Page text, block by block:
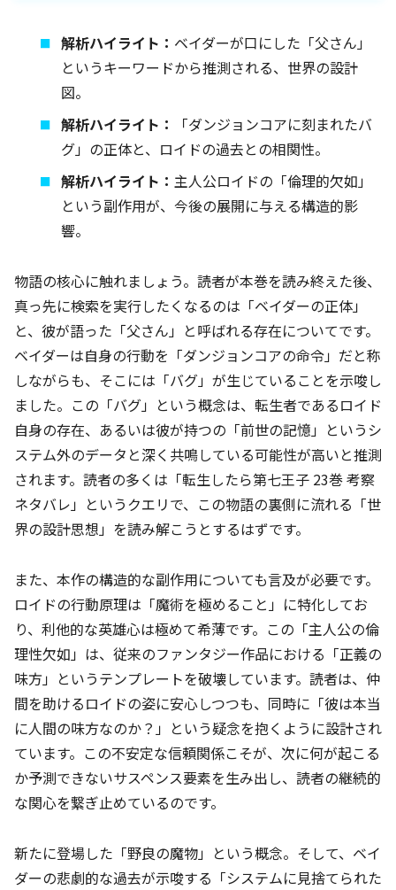
解析ハイライト： ベイダーが口にした「父さん」
というキーワードから推測される、世界の設計
図。
解析ハイライト：
「ダンジョンコアに刻まれたバ
グ」の正体と、ロイドの過去との相関性。
解析ハイライト：主人公ロイドの「倫理的欠如」
という副作用が、今後の展開に与える構造的影
響。
物語の核心に触れましょう。読者が本巻を読み終えた後、
真っ先に検索を実行したくなるのは「ベイダーの正体」
と、彼が語った「父さん」と呼ばれる存在についてです。
ベイダーは自身の行動を「ダンジョンコアの命令」だと称
しながらも、そこには「バグ」が生じていることを示唆し
ました。この「バグ」という概念は、転生者であるロイド
自身の存在、あるいは彼が持つの「前世の記憶」というシ
ステム外のデータと深く共鳴している可能性が高いと推測
されます。読者の多くは「転生したら第七王子 23巻 考察
ネタバレ」というクエリで、この物語の裏側に流れる「世
界の設計思想」を読み解こうとするはずです。
また、本作の構造的な副作用についても言及が必要です。
ロイドの行動原理は「魔術を極めること」に特化してお
り、利他的な英雄心は極めて希薄です。この「主人公の倫
理性欠如」は、従来のファンタジー作品における「正義の
味方」というテンプレートを破壊しています。読者は、仲
間を助けるロイドの姿に安心しつつも、同時に「彼は本当
に人間の味方なのか？」という疑念を抱くように設計され
ています。この不安定な信頼関係こそが、次に何が起こる
か予測できないサスペンス要素を生み出し、読者の継続的
な関心を繋ぎ止めているのです。
新たに登場した「野良の魔物」という概念。そして、ベイ
ダーの悲劇的な過去が示唆する「システムに見捨てられた